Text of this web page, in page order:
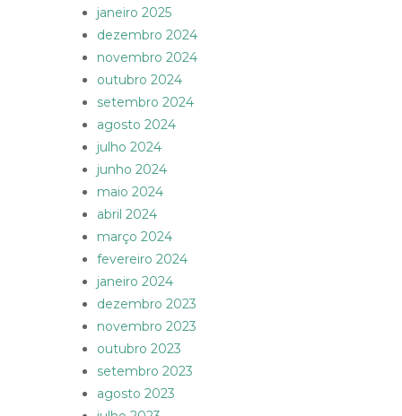
janeiro 2025
dezembro 2024
novembro 2024
outubro 2024
setembro 2024
agosto 2024
julho 2024
junho 2024
maio 2024
abril 2024
março 2024
fevereiro 2024
janeiro 2024
dezembro 2023
novembro 2023
outubro 2023
setembro 2023
agosto 2023